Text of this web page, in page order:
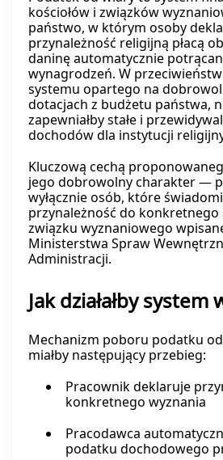
kościołów i związków
państwo, w którym osoby
przynależność religijną płacą
daninę automatycznie
wynagrodzeń. W
systemu opartego na
dotacjach z budżetu państwa,
zapewniałby stałe i
dochodów dla instytucji
Kluczową cechą
jego dobrowolny charakter —
wyłącznie osób, które
przynależność do konkretnego
związku wyznaniowego
Ministerstwa Spraw
Administracji.
Jak działałby system
Mechanizm poboru podatku
miałby następujący przebieg:
Pracownik deklaruje
konkretnego wyznania
Pracodawca
podatku dochodowego